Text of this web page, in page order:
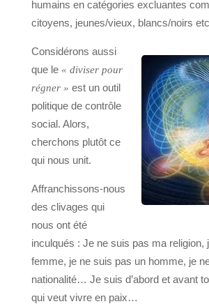
humains en catégories excluantes
citoyens, jeunes/vieux, blancs/noirs
Considérons aussi
que le « diviser pour
régner » est un outil
politique de contrôle
social. Alors,
cherchons plutôt ce
qui nous unit.
Affranchissons-nous
des clivages qui
nous ont été
inculqués : Je ne suis pas ma religion,
femme, je ne suis pas un homme, je
nationalité… Je suis d’abord et avant
qui veut vivre en paix…